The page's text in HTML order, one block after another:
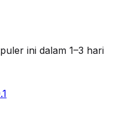
ini dalam 1–3 hari